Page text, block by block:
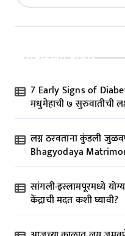
Recent Posts
7 Early Signs of
मधुमेहाची ७ सुरुवातीची
लग्न ठरवताना कुंडली
Bhagyodaya
सांगली-इस्लामपूरमध्ये
केंद्राची मदत कशी घ्यावी?